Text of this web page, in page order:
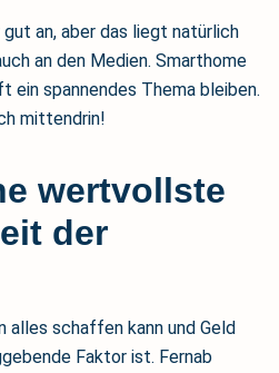
an, aber das liegt natürlich
an den Medien. Smarthome
ein spannendes Thema bleiben.
mittendrin!
wertvollste
der
alles schaffen kann und Geld
Faktor ist. Fernab